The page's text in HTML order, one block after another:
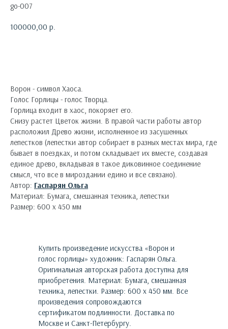
go-007
100000,00 р.
Ворон - символ Хаоса.
Голос Горлицы - голос Творца.
Горлица входит в хаос, покоряет его.
Снизу растет Цветок жизни. В правой части работы автор
расположил Древо жизни, исполненное из засушенных
лепестков (лепестки автор собирает в разных местах мира, где
бывает в поездках, и потом складывает их вместе, создавая
единое древо, вкладывая в такое диковинное соединение
смысл, что все в мироздании едино и все связано).
Автор: Гаспарян Ольга
Материал: Бумага, смешанная техника, лепестки
Размер: 600 х 450 мм
Купить произведение искусства «Ворон и
голос горлицы» художник: Гаспарян Ольга.
Оригинальная авторская работа доступна для
приобретения. Материал: Бумага, смешанная
техника, лепестки. Размер: 600 х 450 мм. Все
произведения сопровождаются
сертификатом подлинности. Доставка по
Москве и Санкт-Петербургу.